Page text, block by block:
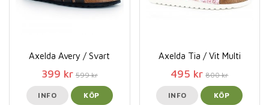
Axelda Avery / Svart
399 kr 599 kr
INFO KÖP
Axelda Tia / Vit Multi
495 kr 800 kr
INFO KÖP